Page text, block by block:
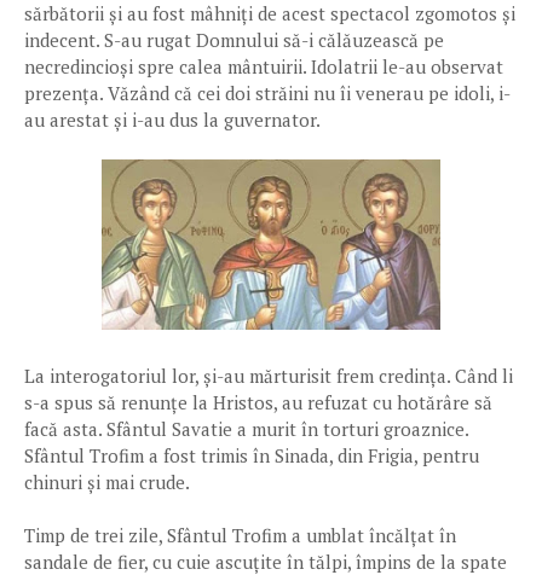
sărbătorii și au fost mâhniți de acest spectacol zgomotos și
indecent. S-au rugat Domnului să-i călăuzească pe
necredincioși spre calea mântuirii. Idolatrii le-au observat
prezența. Văzând că cei doi străini nu îi venerau pe idoli, i-
au arestat și i-au dus la guvernator.
La interogatoriul lor, și-au mărturisit frem credința. Când li
s-a spus să renunțe la Hristos, au refuzat cu hotărâre să
facă asta. Sfântul Savatie a murit în torturi groaznice.
Sfântul Trofim a fost trimis în Sinada, din Frigia, pentru
chinuri și mai crude.
Timp de trei zile, Sfântul Trofim a umblat încălțat în
sandale de fier, cu cuie ascuțite în tălpi, împins de la spate